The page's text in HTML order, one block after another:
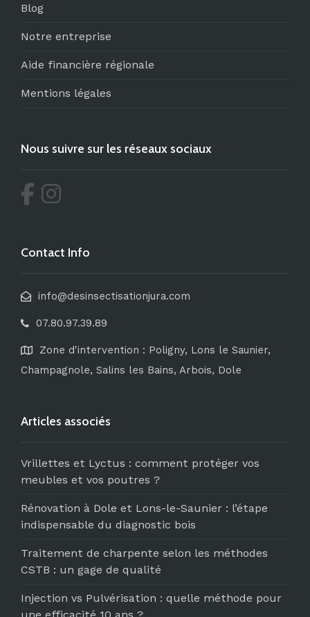
Blog
Notre entreprise
Aide financière régionale
Mentions légales
Nous suivre sur les réseaux sociaux
Contact Info
info@desinsectisationjura.com
07.80.97.39.89
Zone d'intervention : Poligny, Lons le Saunier,
Champagnole, Salins les Bains, Arbois, Dole
Articles associés
Vrillettes et Lyctus : comment protéger vos
meubles et vos poutres ?
Rénovation à Dole et Lons-le-Saunier : l’étape
indispensable du diagnostic bois
Traitement de charpente selon les méthodes
CSTB : un gage de qualité
Injection vs Pulvérisation : quelle méthode pour